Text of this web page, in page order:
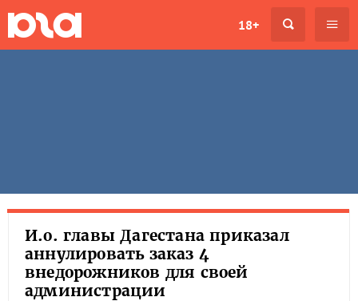
18+
И.о. главы Дагестана приказал
аннулировать заказ 4
внедорожников для своей
администрации